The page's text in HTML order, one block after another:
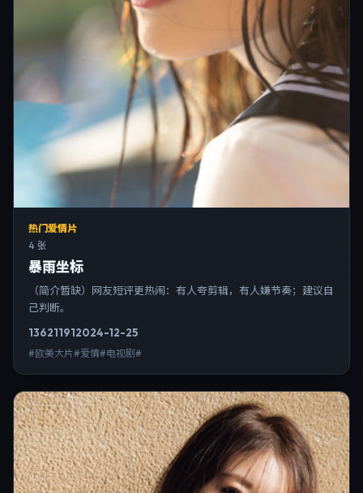
热门爱情片
4 张
暴雨坐标
（简介暂缺）网友短评更热闹：有人夸剪辑，有人嫌节奏；建议自
己判断。
136211912024-12-25
#欧美大片#爱情#电视剧#